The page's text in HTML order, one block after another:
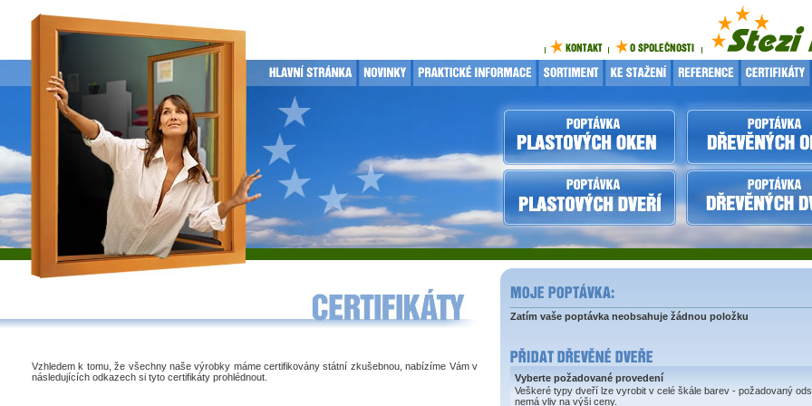
Vzhledem k tomu, že všechny naše výrobky máme certifikovány státní zkušebnou, nabízíme Vám v
následujících odkazech si tyto certifikáty prohlédnout.
Zatím vaše poptávka neobsahuje žádnou položku
Vyberte požadované provedení
Veškeré typy dveří lze vyrobit v celé škále barev - požadovaný
nemá vliv na výši ceny.